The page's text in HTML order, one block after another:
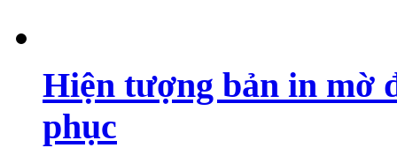
Hiện tượng bản in mờ
phục